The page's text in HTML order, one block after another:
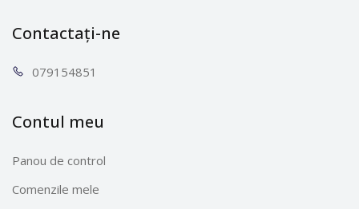
Contactați-ne
0791 54851
Contul meu
Panou de control
Comenzile mele